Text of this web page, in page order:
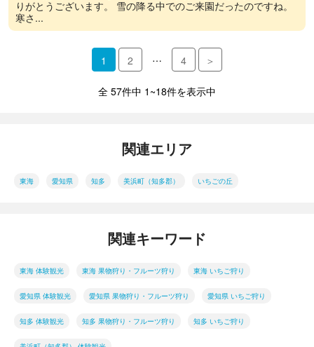
りがとうございます。 雪の降る中でのご来園だったのですね。
寒さ...
1 2 … 4 ＞
全 57件中 1~18件を表示中
関連エリア
東海 愛知県 知多 美浜町（知多郡） いちごの丘
関連キーワード
東海 体験観光 東海 果物狩り・フルーツ狩り 東海 いちご狩り
愛知県 体験観光 愛知県 果物狩り・フルーツ狩り 愛知県 いちご狩り
知多 体験観光 知多 果物狩り・フルーツ狩り 知多 いちご狩り